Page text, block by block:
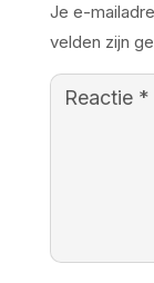
Je e-
velden zijn